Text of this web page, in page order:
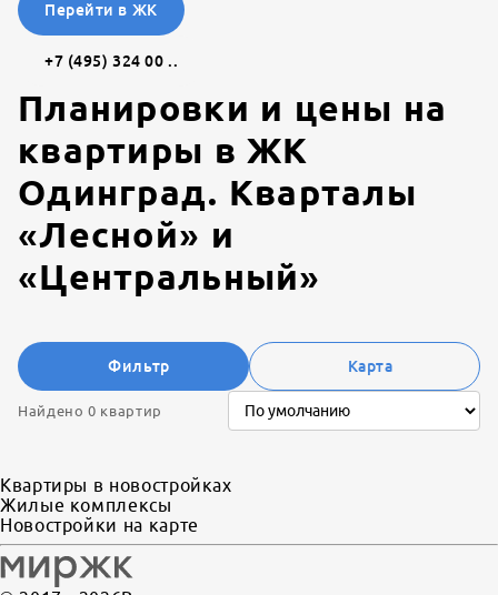
Перейти в ЖК
+7 (495) 324 00 ..
Планировки и цены на
квартиры вЖК
Одинград. Кварталы
«Лесной» и
«Центральный»
Фильтр Карта
Найдено 0 квартир
Квартиры в новостройках
Жилые комплексы
Новостройки на карте